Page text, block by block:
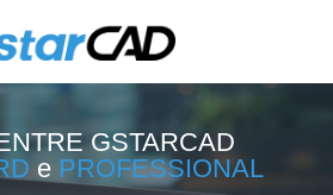
GSTARCAD
e PROFESSIONAL